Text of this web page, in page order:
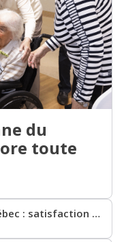
du
toute
RPA au Québec : satisfaction et point critique